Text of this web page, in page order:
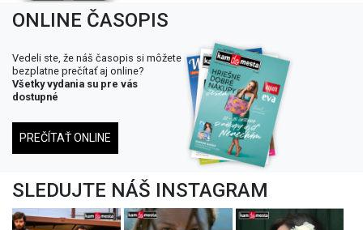
ONLINE ČASOPIS
Vedeli ste, že náš časopis si môžete
bezplatne prečítať aj online?
Všetky vydania su pre vás
dostupné
PREČÍTAŤ ONLINE
SLEDUJTE NÁŠ INSTAGRAM